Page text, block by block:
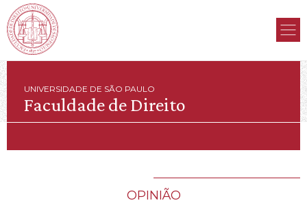
UNIVERSIDADE DE SÃO PAULO
Faculdade de Direito
OPINIÃO